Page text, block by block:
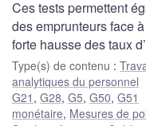
Ces tests permettent
des emprunteurs face
forte hausse des taux
Type(s) de contenu :
analytiques du personnel
G21 , G28, G5, G50, G51
monétaire, Mesures de